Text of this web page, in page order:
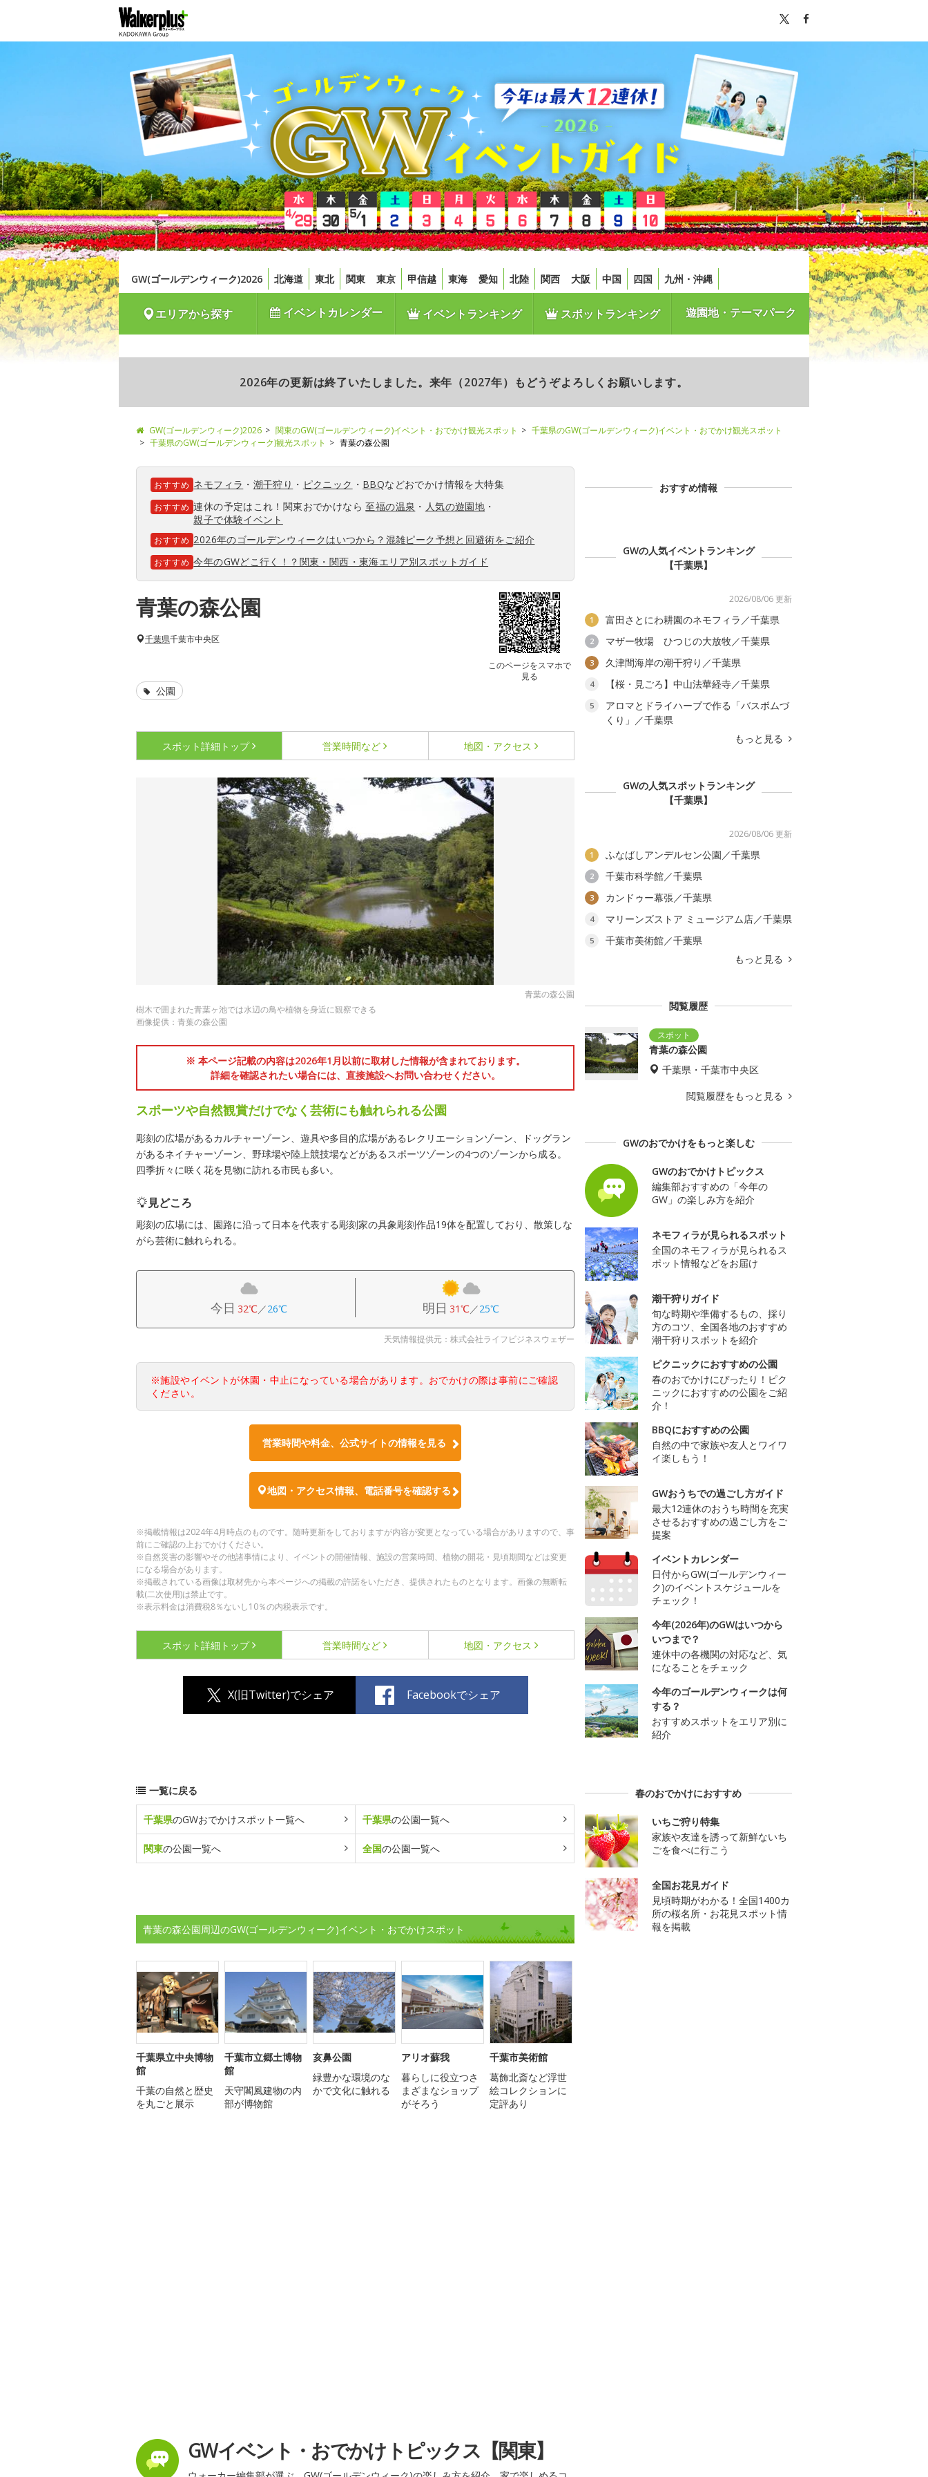
GW(ゴールデンウィーク)2026 北海道 東北 関東 東京 甲信越 東海 愛知 北陸 関西 大阪 中国 四国 九州・沖縄
エリアから探す イベントカレンダー イベントランキング スポットランキング 遊園地・テーマパーク
2026年の更新は終了いたしました。来年（2027年）もどうぞよろしくお願いします。
GW(ゴールデンウィーク)2026 関東のGW(ゴールデンウィーク)イベント・おでかけ観光スポット
千葉県のGW(ゴールデンウィーク)イベント・おでかけ観光スポット
千葉県のGW(ゴールデンウィーク)観光スポット
青葉の森公園
おすすめ ネモフィラ ・ 潮干狩り ・ ピクニック ・ BBQなどおでかけ情報を大特集
おすすめ 連休の予定はこれ！関東おでかけなら至福の温泉 ・ 人気の遊園地 ・
親子で体験イベント
おすすめ 2026年のゴールデンウィークはいつから？混雑ピーク予想と回避術をご紹介
おすすめ 今年のGWどこ行く！？関東・関西・東海エリア別スポットガイド
青葉の森公園
このページをスマホで
見る
千葉県千葉市中央区
公園
スポット詳細 トップ 営業時間など 地図・アクセス
青葉の森公園
樹木で囲まれた青葉ヶ池では水辺の鳥や植物を身近に観察できる
画像提供：青葉の森公園
※ 本ページ記載の内容は2026年1月以前に取材した情報が含まれております。
詳細を確認されたい場合には、直接施設へお問い合わせください。
スポーツや自然観賞だけでなく芸術にも触れられる公園
彫刻の広場があるカルチャーゾーン、遊具や多目的広場があるレクリエーションゾーン、ドッグラン
があるネイチャーゾーン、野球場や陸上競技場などがあるスポーツゾーンの4つのゾーンから成る。
四季折々に咲く花を見物に訪れる市民も多い。
見どころ
彫刻の広場には、園路に沿って日本を代表する彫刻家の具象彫刻作品19体を配置しており、散策しな
がら芸術に触れられる。
今日 32℃／26℃ 明日 31℃／25℃
天気情報提供元：株式会社ライフビジネスウェザー
※施設やイベントが休園・中止になっている場合があります。おでかけの際は事前にご確認
ください。
営業時間や料金、公式サイトの情報を見る
地図・アクセス情報、電話番号を確認する
※掲載情報は2024年4月時点のものです。随時更新をしておりますが内容が変更となっている場合がありますので、事
前にご確認の上おでかけください。
※自然災害の影響やその他諸事情により、イベントの開催情報、施設の営業時間、植物の開花・見頃期間などは変更
になる場合があります。
※掲載されている画像は取材先から本ページへの掲載の許諾をいただき、提供されたものとなります。画像の無断転
載(二次使用)は禁止です。
※表示料金は消費税8％ないし10％の内税表示です。
スポット詳細 トップ 営業時間など 地図・アクセス
X(旧Twitter)でシェア Facebookでシェア
一覧に戻る
千葉県のGWおでかけスポット一覧へ 千葉県の公園一覧へ
関東の公園一覧へ 全国の公園一覧へ
青葉の森公園周辺のGW(ゴールデンウィーク)イベント・おでかけスポット
千葉県立中央博物
館
千葉の自然と歴史
を丸ごと展示
千葉市立郷土博物
館
天守閣風建物の内
部が博物館
亥鼻公園
緑豊かな環境のな
かで文化に触れる
アリオ蘇我
暮らしに役立つさ
まざまなショップ
がそろう
千葉市美術館
葛飾北斎など浮世
絵コレクションに
定評あり
GWイベント・おでかけトピックス【関東】
おすすめ情報
GWの人気イベントランキング
【千葉県】
2026/08/06 更新
1 富田さとにわ耕園のネモフィラ／千葉県
2 マザー牧場 ひつじの大放牧／千葉県
3 久津間海岸の潮干狩り／千葉県
4 【桜・見ごろ】中山法華経寺／千葉県
5
アロマとドライハーブで作る「バスボムづ
くり」／千葉県
もっと見る
GWの人気スポットランキング
【千葉県】
2026/08/06 更新
1 ふなばしアンデルセン公園／千葉県
2 千葉市科学館／千葉県
3 カンドゥー幕張／千葉県
4 マリーンズストア ミュージアム店／千葉県
5
千葉市美術館／千葉県
もっと見る
閲覧履歴
青葉の森公園
千葉県・千葉市中央区
閲覧履歴をもっと見る
GWのおでかけをもっと楽しむ
GWのおでかけトピックス
編集部おすすめの「今年の
GW」の楽しみ方を紹介
ネモフィラが見られるスポット
全国のネモフィラが見られるス
ポット情報などをお届け
潮干狩りガイド
旬な時期や準備するもの、採り
方のコツ、全国各地のおすすめ
潮干狩りスポットを紹介
ピクニックにおすすめの公園
春のおでかけにぴったり！ピク
ニックにおすすめの公園をご紹
介！
BBQにおすすめの公園
自然の中で家族や友人とワイワ
イ楽しもう！
GWおうちでの過ごし方ガイド
最大12連休のおうち時間を充実
させるおすすめの過ごし方をご
提案
イベントカレンダー
日付からGW(ゴールデンウィー
ク)のイベントスケジュールを
チェック！
今年(2026年)のGWはいつから
いつまで？
連休中の各機関の対応など、気
になることをチェック
今年のゴールデンウィークは何
する？
おすすめスポットをエリア別に
紹介
春のおでかけにおすすめ
いちご狩り特集
家族や友達を誘って新鮮ないち
ごを食べに行こう
全国お花見ガイド
見頃時期がわかる！全国1400カ
所の桜名所・お花見スポット情
報を掲載